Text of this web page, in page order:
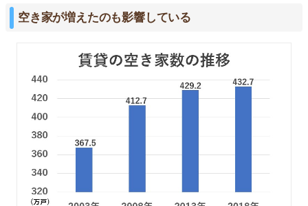
空き家が増えたのも影響している